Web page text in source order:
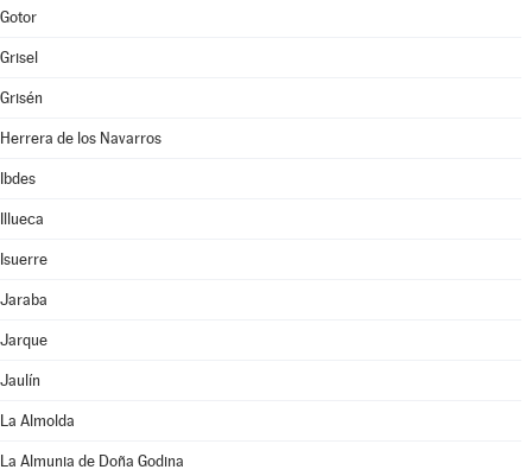
Gotor
Grisel
Grisén
Herrera de los Navarros
Ibdes
Illueca
Isuerre
Jaraba
Jarque
Jaulín
La Almolda
La Almunia de Doña Godina